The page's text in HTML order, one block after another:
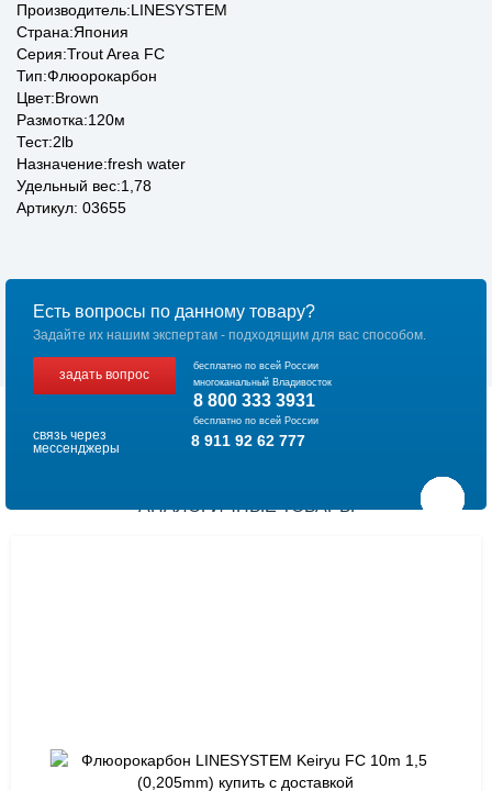
Производитель:LINESYSTEM
Страна:Япония
Серия:Trout Area FC
Тип:Флюорокарбон
Цвет:Brown
Размотка:120м
Тест:2lb
Назначение:fresh water
Удельный вес:1,78
Артикул: 03655
Есть вопросы по данному товару?
Задайте их нашим экспертам - подходящим для вас способом.
задать вопрос
бесплатно по всей России
многоканальный Владивосток
8 800 333 3931
бесплатно по всей России
связь через
мессенджеры
8 911 92 62 777
АНАЛОГИЧНЫЕ ТОВАРЫ